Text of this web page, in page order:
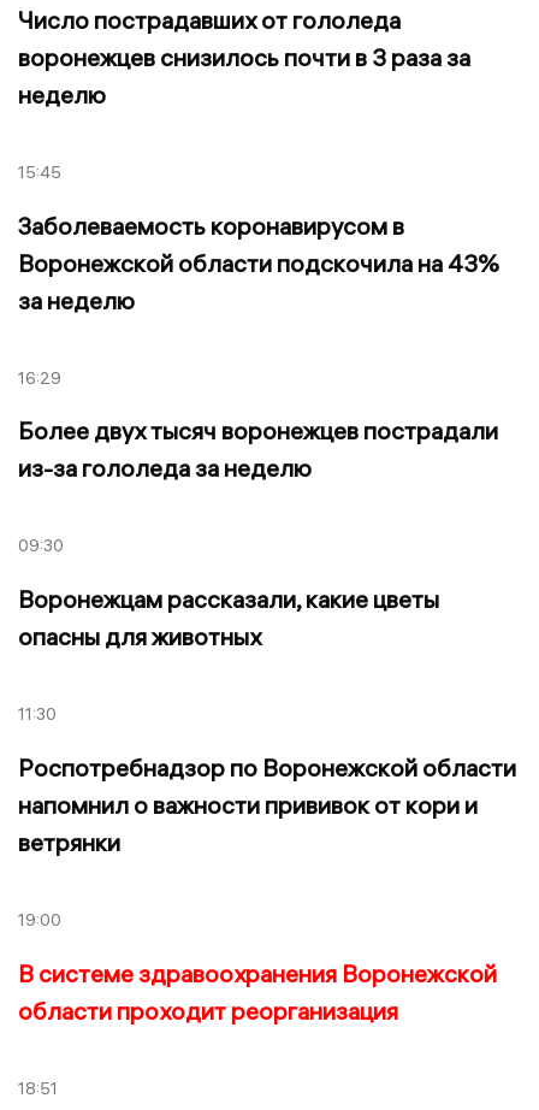
Число пострадавших от гололеда
воронежцев снизилось почти в 3 раза за
неделю
15:45
Заболеваемость коронавирусом в
Воронежской области подскочила на 43%
за неделю
16:29
Более двух тысяч воронежцев пострадали
из-за гололеда за неделю
09:30
Воронежцам рассказали, какие цветы
опасны для животных
11:30
Роспотребнадзор по Воронежской области
напомнил о важности прививок от кори и
ветрянки
19:00
В системе здравоохранения Воронежской
области проходит реорганизация
18:51